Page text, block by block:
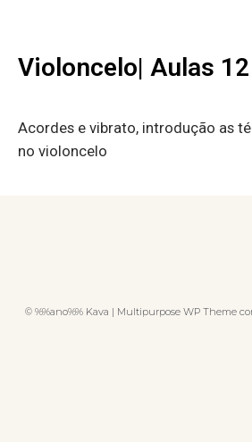
Violoncelo| Aulas
Acordes e vibrato, introdução as
no violoncelo
© %%ano%% Kava | Multipurpose WP Theme